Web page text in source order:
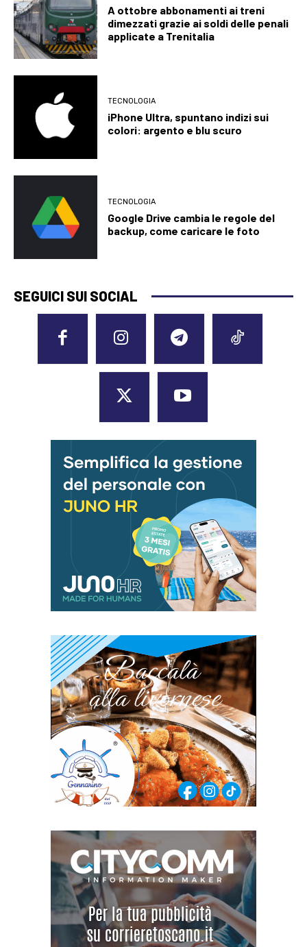
A ottobre abbonamenti ai treni
dimezzati grazie ai soldi delle penali
applicate a Trenitalia
TECNOLOGIA
iPhone Ultra, spuntano indizi sui
colori: argento e blu scuro
TECNOLOGIA
Google Drive cambia le regole del
backup, come caricare le foto
SEGUICI SUI SOCIAL